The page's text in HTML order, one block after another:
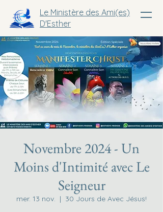
Le Ministère des Ami(es)
D'Esther
Novembre 2024 - Un
Moins d'Intimité avec Le
Seigneur
mer. 13 nov.
  |
30 Jours de Avec Jésus!